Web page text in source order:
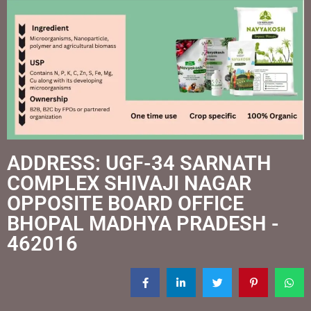
ADDRESS: UGF-34 SARNATH
COMPLEX SHIVAJI NAGAR
OPPOSITE BOARD OFFICE
BHOPAL MADHYA PRADESH -
462016